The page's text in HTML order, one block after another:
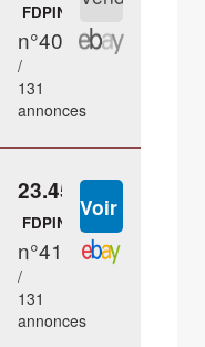
FDPIN
n°40
/
131
annonces
23.45 €
FDPIN
n°41
/
131
annonces